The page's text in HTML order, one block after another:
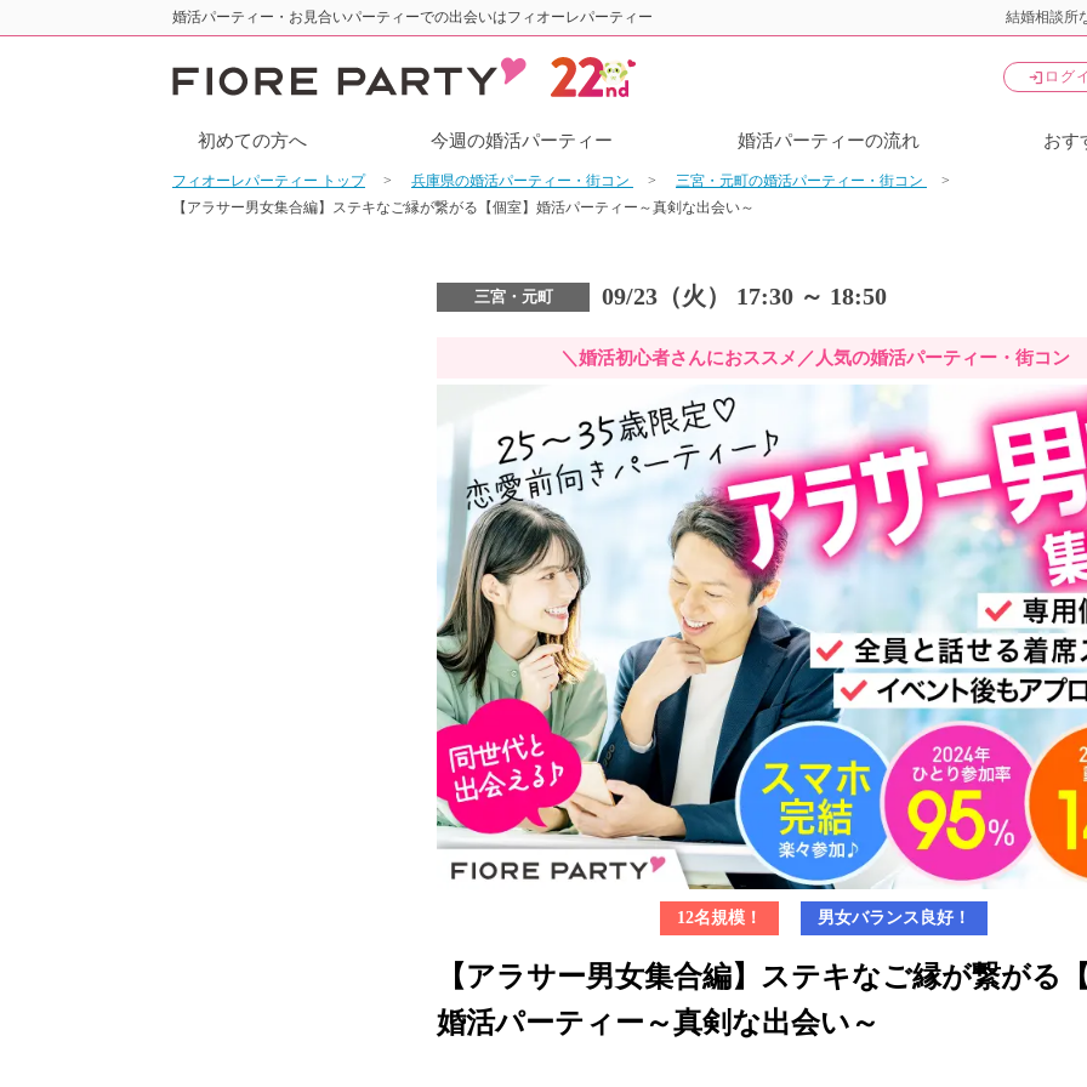
婚活パーティー・お見合いパーティーでの出会いはフィオーレパーティー 結婚相談所
login ログ
初めての方へ 今週の婚活パーティー 婚活パーティーの流れ おす
フィオーレパーティー トップ 兵庫県の婚活パーティー・街コン
三宮・元町の婚活パーティー・街コン
【アラサー男女集合編】ステキなご縁が繋がる【個室】婚活パーティー～真剣な出会い～
三宮・元町 09/23（火） 17:30 ～ 18:50
＼婚活初心者さんにおススメ／人気の婚活パーティー・街コン
12名規模！ 男女バランス良好！
【アラサー男女集合編】ステキなご縁が繋がる
婚活パーティー～真剣な出会い～